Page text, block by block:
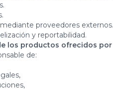
proveedores externos.
y reportabilidad.
los productos ofrecidos por
de: